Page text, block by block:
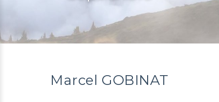
Marcel GOBINAT